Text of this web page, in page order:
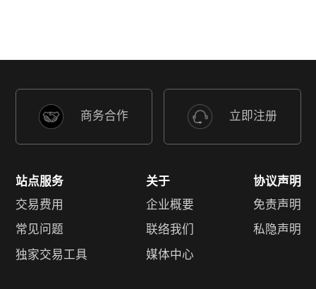
商务合作 立即注册
站点服务
交易费用
常见问题
独家交易工具
关于
企业概要
联络我们
媒体中心
协议声明
免责声明
私隐声明